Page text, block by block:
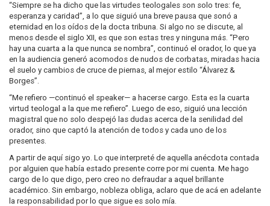
“Siempre se ha dicho que las virtudes teologales son solo tres: fe,
esperanza y caridad”, a lo que siguió una breve pausa que sonó a
eternidad en los oídos de la docta tribuna. Si algo no se discute, al
menos desde el siglo XII, es que son estas tres y ninguna más. “Pero
hay una cuarta a la que nunca se nombra”, continuó el orador, lo que ya
en la audiencia generó acomodos de nudos de corbatas, miradas hacia
el suelo y cambios de cruce de piernas, al mejor estilo “Álvarez &
Borges”.
“Me refiero —continuó el speaker— a hacerse cargo. Esta es la cuarta
virtud teologal a la que me refiero”. Luego de eso, siguió una lección
magistral que no solo despejó las dudas acerca de la senilidad del
orador, sino que captó la atención de todos y cada uno de los
presentes.
A partir de aquí sigo yo. Lo que interpreté de aquella anécdota contada
por alguien que había estado presente corre por mi cuenta. Me hago
cargo de lo que digo, pero creo no defraudar a aquel brillante
académico. Sin embargo, nobleza obliga, aclaro que de acá en adelante
la responsabilidad por lo que sigue es solo mía.